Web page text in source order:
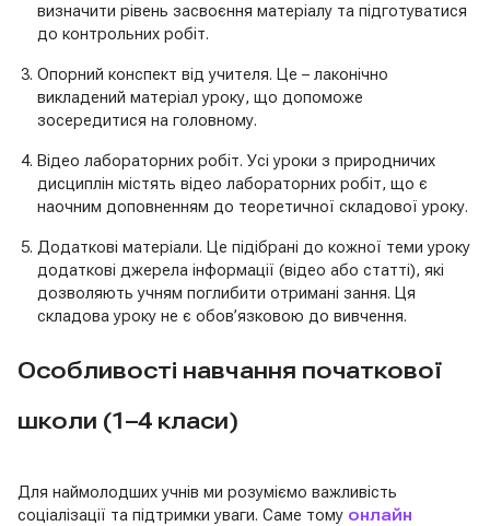
визначити рівень засвоєння матеріалу та підготуватися
до контрольних робіт.
Опорний конспект від учителя. Це – лаконічно
викладений матеріал уроку, що допоможе
зосередитися на головному.
Відео лабораторних робіт. Усі уроки з природничих
дисциплін містять відео лабораторних робіт, що є
наочним доповненням до теоретичної складової уроку.
Додаткові матеріали. Це підібрані до кожної теми уроку
додаткові джерела інформації (відео або статті), які
дозволяють учням поглибити отримані зання. Ця
складова уроку не є обов’язковою до вивчення.
Особливості навчання початкової
школи (1–4 класи)
Для наймолодших учнів ми розуміємо важливість
соціалізації та підтримки уваги. Саме тому онлайн